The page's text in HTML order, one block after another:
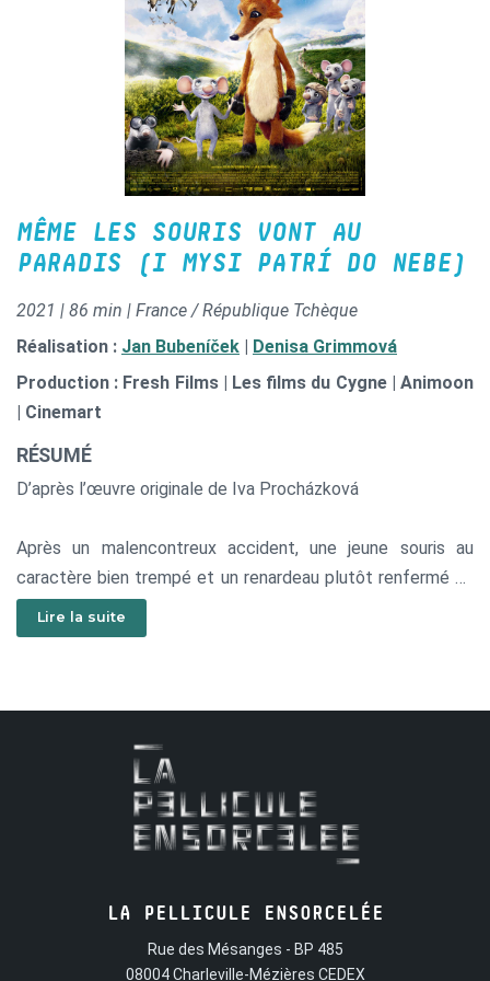
MÊME LES SOURIS VONT AU
PARADIS (I MYSI PATRÍ DO NEBE)
2021 | 86 min | France / République Tchèque
Réalisation : Jan Bubeníček | Denisa Grimmová
Production : Fresh Films | Les films du Cygne | Animoon
| Cinemart
RÉSUMÉ
D’après l’œuvre originale de Iva Procházková
Après un malencontreux accident, une jeune souris au
caractère bien trempé et un renardeau plutôt renfermé se
retrouvent au paradis des animaux. Dans ce monde
nouveau, ils doivent se débarrasser de leurs instincts
Lire la suite
LA PELLICULE ENSORCELÉE
Rue des Mésanges - BP 485
08004 Charleville-Mézières CEDEX